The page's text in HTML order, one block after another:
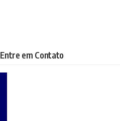
Entre em Contato